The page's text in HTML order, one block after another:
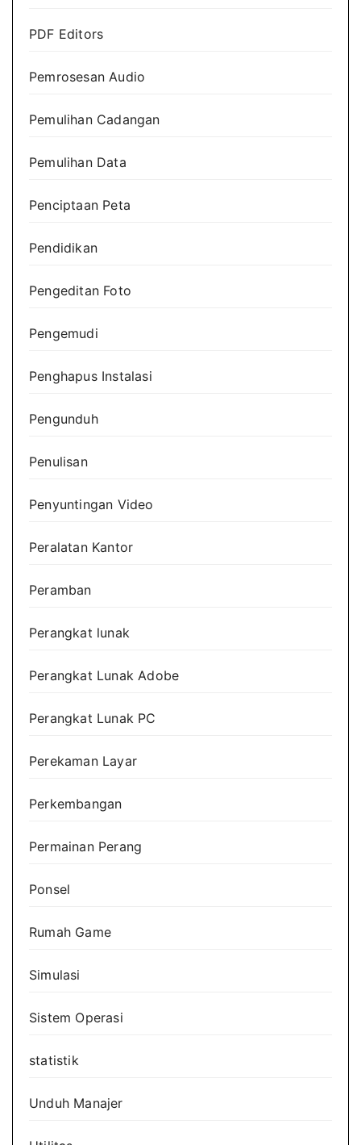
PDF Editors
Pemrosesan Audio
Pemulihan Cadangan
Pemulihan Data
Penciptaan Peta
Pendidikan
Pengeditan Foto
Pengemudi
Penghapus Instalasi
Pengunduh
Penulisan
Penyuntingan Video
Peralatan Kantor
Peramban
Perangkat lunak
Perangkat Lunak Adobe
Perangkat Lunak PC
Perekaman Layar
Perkembangan
Permainan Perang
Ponsel
Rumah Game
Simulasi
Sistem Operasi
statistik
Unduh Manajer